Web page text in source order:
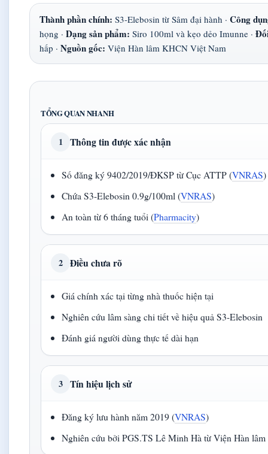
Thành phần chính: S3-Elebosin từ Sâm đại hành · Công
họng · Dạng sản phẩm: Siro 100ml và kẹo dẻo Imunne ·
hấp · Nguồn gốc: Viện Hàn lâm KHCN Việt Nam
TỔNG QUAN NHANH
1 Thông tin được xác nhận
Số đăng ký 9402/2019/ĐKSP từ Cục ATTP (VNRAS)
Chứa S3-Elebosin 0.9g/100ml (VNRAS)
An toàn từ 6 tháng tuổi (Pharmacity)
2 Điều chưa rõ
Giá chính xác tại từng nhà thuốc hiện tại
Nghiên cứu lâm sàng chi tiết về hiệu quả S3-Elebosin
Đánh giá người dùng thực tế dài hạn
3 Tín hiệu lịch sử
Đăng ký lưu hành năm 2019 (VNRAS)
Nghiên cứu bởi PGS.TS Lê Minh Hà từ Viện Hàn